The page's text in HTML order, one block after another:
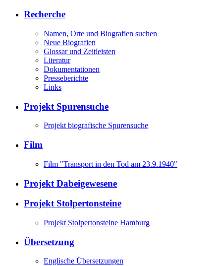
Recherche
Namen, Orte und Biografien suchen
Neue Biografien
Glossar und Zeitleisten
Literatur
Dokumentationen
Presseberichte
Links
Projekt Spurensuche
Projekt biografische Spurensuche
Film
Film "Transport in den Tod am 23.9.1940"
Projekt Dabeigewesene
Projekt Stolpertonsteine
Projekt Stolpertonsteine Hamburg
Übersetzung
Englische Übersetzungen